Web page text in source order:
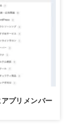
プリメンバー